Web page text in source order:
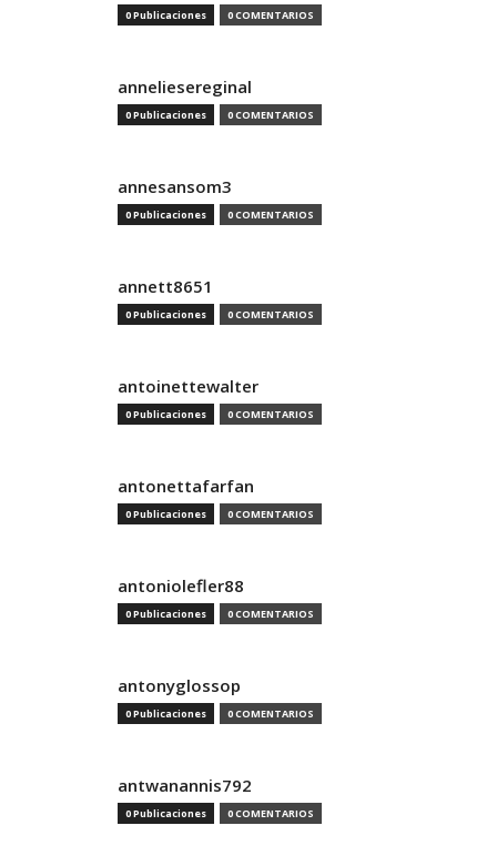
0 Publicaciones 0 COMENTARIOS
anneliesereginal
0 Publicaciones 0 COMENTARIOS
annesansom3
0 Publicaciones 0 COMENTARIOS
annett8651
0 Publicaciones 0 COMENTARIOS
antoinettewalter
0 Publicaciones 0 COMENTARIOS
antonettafarfan
0 Publicaciones 0 COMENTARIOS
antoniolefler88
0 Publicaciones 0 COMENTARIOS
antonyglossop
0 Publicaciones 0 COMENTARIOS
antwanannis792
0 Publicaciones 0 COMENTARIOS